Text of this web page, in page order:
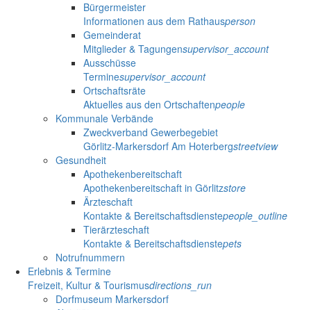
Bürgermeister
Informationen aus dem Rathausperson
Gemeinderat
Mitglieder & Tagungensupervisor_account
Ausschüsse
Terminesupervisor_account
Ortschaftsräte
Aktuelles aus den Ortschaftenpeople
Kommunale Verbände
Zweckverband Gewerbegebiet
Görlitz-Markersdorf Am Hoterbergstreetview
Gesundheit
Apothekenbereitschaft
Apothekenbereitschaft in Görlitzstore
Ärzteschaft
Kontakte & Bereitschaftsdienstepeople_outline
Tierärzteschaft
Kontakte & Bereitschaftsdienstepets
Notrufnummern
Erlebnis & Termine
Freizeit, Kultur & Tourismusdirections_run
Dorfmuseum Markersdorf